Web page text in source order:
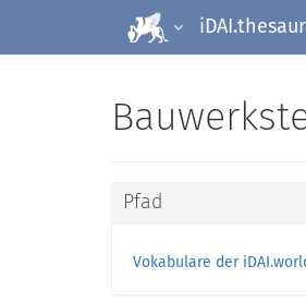
Pfad
Vokabulare der